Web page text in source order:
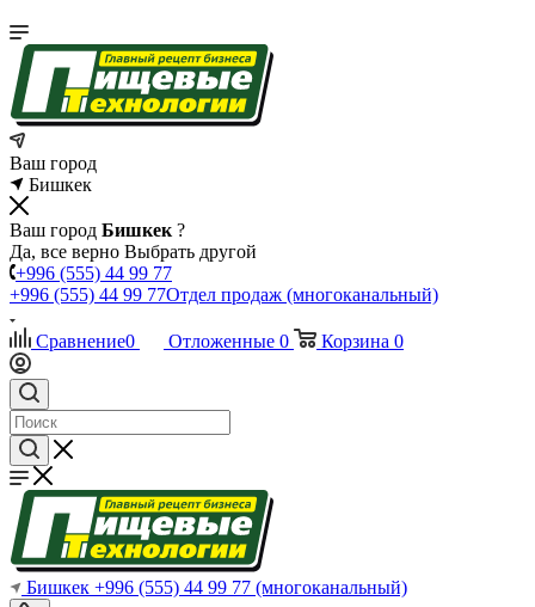
Ваш город
Бишкек
Ваш город Бишкек ?
Да, все верно Выбрать другой
+996 (555) 44 99 77
+996 (555) 44 99 77Отдел продаж (многоканальный)
Сравнение0 Отложенные 0 Корзина 0
Бишкек +996 (555) 44 99 77 (многоканальный)